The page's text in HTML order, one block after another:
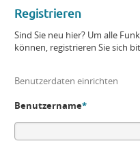
Registrieren
Sind Sie neu hier? Um alle
können, registrieren Sie sich
Benutzerdaten einrichten
Benutzername*